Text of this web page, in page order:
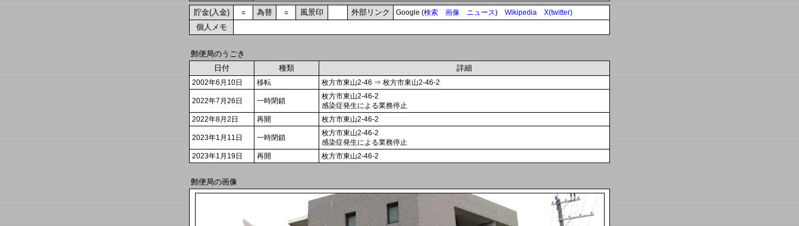
貯金(入金) ○ 為替 ○ 風景印 外部リンク Google (検索 画像 ニュース) Wikipedia X(twitter)
個人メモ
郵便局のうごき
日付
種類 詳細
2002年6月10日 移転 枚方市東山2-46 ⇒ 枚方市東山2-46-2
2022年7月26日 一時閉鎖
枚方市東山2-46-2
感染症発生による業務停止
2022年8月2日
再開 枚方市東山2-46-2
2023年1月11日 一時閉鎖
枚方市東山2-46-2
感染症発生による業務停止
2023年1月19日
再開 枚方市東山2-46-2
郵便局の画像